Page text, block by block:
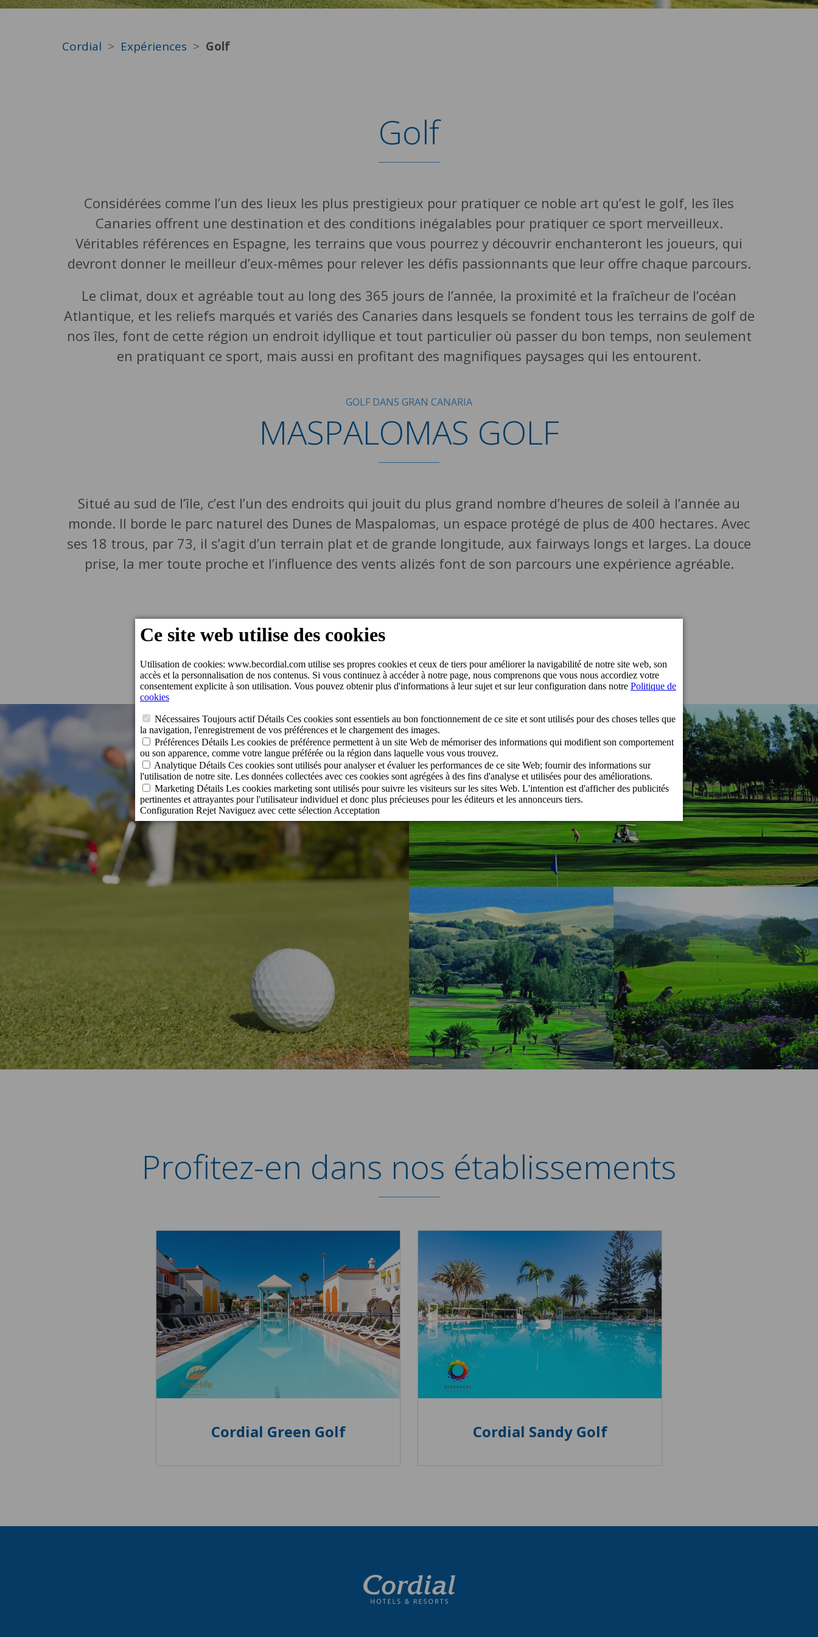
Cordial Expériences Golf
Golf
Considérées comme l’un des lieux les plus prestigieux pour pratiquer ce noble art qu’est le golf, les îles
Canaries offrent une destination et des conditions inégalables pour pratiquer ce sport merveilleux.
Véritables références en Espagne, les terrains que vous pourrez y découvrir enchanteront les joueurs, qui
devront donner le meilleur d’eux-mêmes pour relever les défis passionnants que leur offre chaque parcours.
Le climat, doux et agréable tout au long des 365 jours de l’année, la proximité et la fraîcheur de l’océan
Atlantique, et les reliefs marqués et variés des Canaries dans lesquels se fondent tous les terrains de golf de
nos îles, font de cette région un endroit idyllique et tout particulier où passer du bon temps, non seulement
en pratiquant ce sport, mais aussi en profitant des magnifiques paysages qui les entourent.
GOLF DANS GRAN CANARIA
MASPALOMAS GOLF
Situé au sud de l’île, c’est l’un des endroits qui jouit du plus grand nombre d’heures de soleil à l’année au
monde. Il borde le parc naturel des Dunes de Maspalomas, un espace protégé de plus de 400 hectares. Avec
ses 18 trous, par 73, il s’agit d’un terrain plat et de grande longitude, aux fairways longs et larges. La douce
prise, la mer toute proche et l’influence des vents alizés font de son parcours une expérience agréable.
Adresse: Avenida Touroperadores Neckerman, s/n, 35100 Maspalomas
Profitez-en dans nos établissements
Cordial Green Golf Cordial Sandy Golf